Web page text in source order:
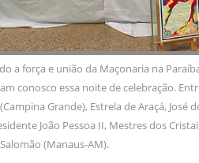
a força e união da Maçonaria na
conosco essa noite de celebração.
Grande), Estrela de Araçá,
João Pessoa II, Mestres dos
(Manaus-AM).